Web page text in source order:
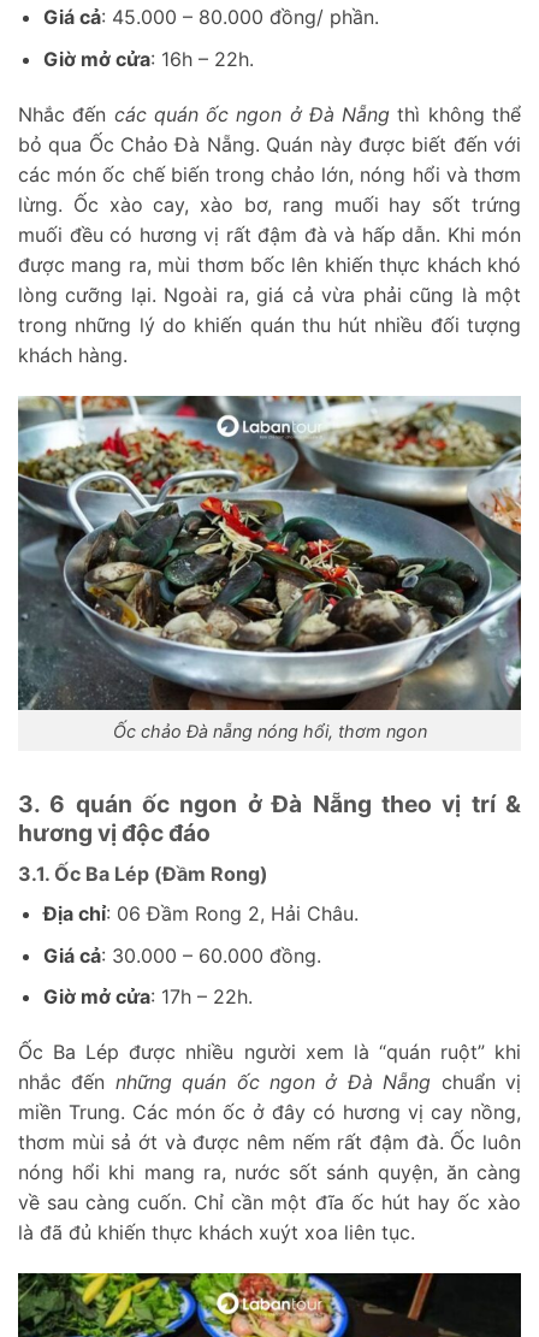
Giá cả: 45.000 – 80.000 đồng/ phần.
Giờ mở cửa: 16h – 22h.
Nhắc đến các quán ốc ngon ở Đà Nẵng thì không thể
bỏ qua Ốc Chảo Đà Nẵng. Quán này được biết đến với
các món ốc chế biến trong chảo lớn, nóng hổi và thơm
lừng. Ốc xào cay, xào bơ, rang muối hay sốt trứng
muối đều có hương vị rất đậm đà và hấp dẫn. Khi món
được mang ra, mùi thơm bốc lên khiến thực khách khó
lòng cưỡng lại. Ngoài ra, giá cả vừa phải cũng là một
trong những lý do khiến quán thu hút nhiều đối tượng
khách hàng.
Ốc chảo Đà nẵng nóng hổi, thơm ngon
3. 6 quán ốc ngon ở Đà Nẵng theo vị trí &
hương vị độc đáo
3.1. Ốc Ba Lép (Đầm Rong)
Địa chỉ: 06 Đầm Rong 2, Hải Châu.
Giá cả: 30.000 – 60.000 đồng.
Giờ mở cửa: 17h – 22h.
Ốc Ba Lép được nhiều người xem là “quán ruột” khi
nhắc đến những quán ốc ngon ở Đà Nẵng chuẩn vị
miền Trung. Các món ốc ở đây có hương vị cay nồng,
thơm mùi sả ớt và được nêm nếm rất đậm đà. Ốc luôn
nóng hổi khi mang ra, nước sốt sánh quyện, ăn càng
về sau càng cuốn. Chỉ cần một đĩa ốc hút hay ốc xào
là đã đủ khiến thực khách xuýt xoa liên tục.